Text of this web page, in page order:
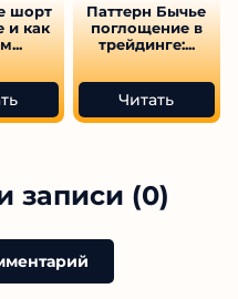
шорт
и как
Паттерн Бычье
поглощение в
трейдинге:...
Читать
записи (0)